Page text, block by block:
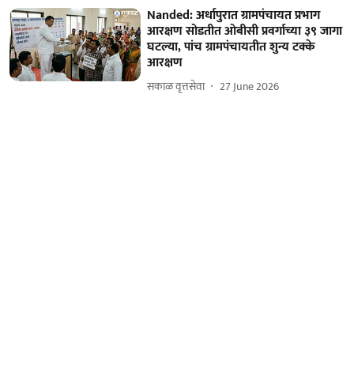
Nanded: अर्धापुरात ग्रामपंचायत प्रभाग
आरक्षण सोडतीत ओबीसी प्रवर्गाच्या ३९ जागा
घटल्या, पांच ग्रामपंचायतीत शुन्य टक्के
आरक्षण
सकाळ वृत्तसेवा 27 June 2026